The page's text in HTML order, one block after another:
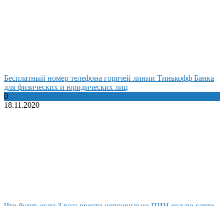
Бесплатный номер телефона горячей линии Тинькофф Банка
для физических и юридических лиц
0
18.11.2020